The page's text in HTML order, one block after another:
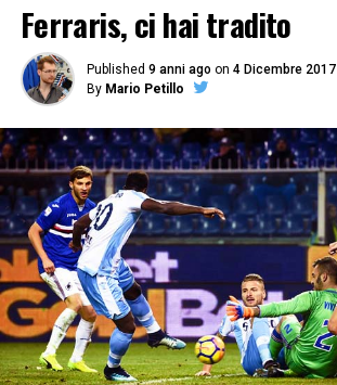
Ferraris, ci hai tradito
Published 9 anni ago on 4 Dicembre 2017
By Mario Petillo